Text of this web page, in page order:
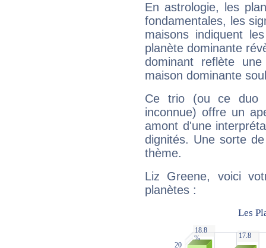
En astrologie, les
fondamentales, les
maisons indiquent
planète dominante
dominant reflète
maison dominante
Ce trio (ou ce duo
inconnue) offre un
amont d'une
dignités. Une sorte
thème.
Liz Greene, voici
planètes :